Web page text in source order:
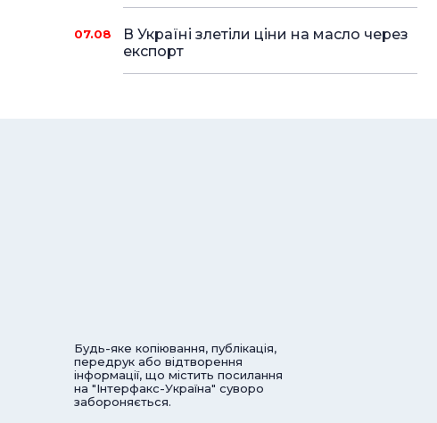
07.08
В Україні злетіли ціни на масло через
експорт
Будь-яке копіювання, публікація,
передрук або відтворення
інформації, що містить посилання
на "Інтерфакс-Україна" суворо
забороняється.